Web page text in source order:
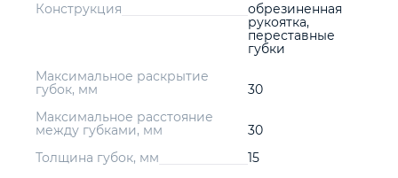
Конструкция
обрезиненная
рукоятка,
переставные
губки
Максимальное раскрытие
губок, мм
30
Максимальное расстояние
между губками, мм
30
Толщина губок, мм
15